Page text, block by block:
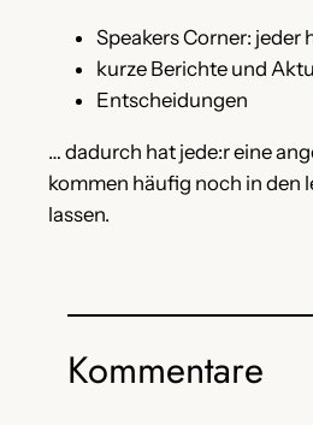
Speakers Corner: jeder
kurze Berichte und
Entscheidungen
… dadurch hat jede:r eine
kommen häufig noch in den
lassen.
Kommentare